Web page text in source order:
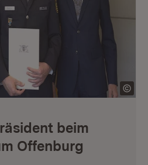
beim
Offenburg